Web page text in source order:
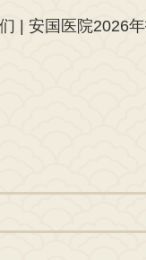
| 安国医院2026